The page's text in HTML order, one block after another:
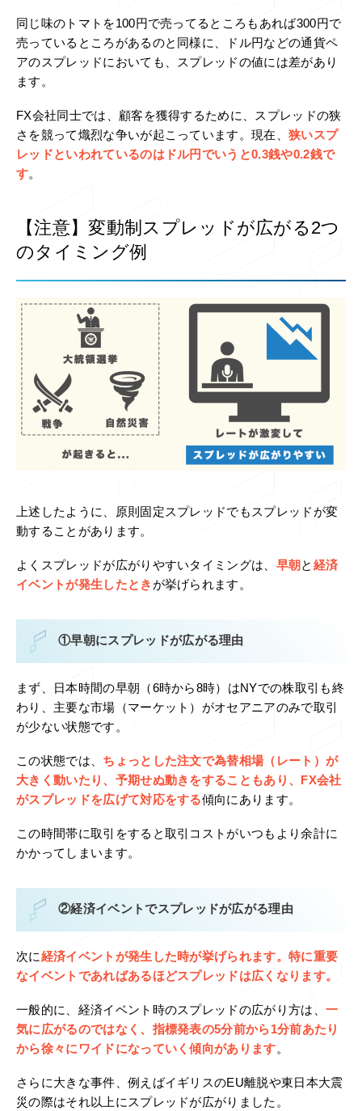
同じ味のトマトを100円で売ってるところもあれば300円で
売っているところがあるのと同様に、ドル円などの通貨ペ
アのスプレッドにおいても、スプレッドの値には差があり
ます。
FX会社同士では、顧客を獲得するために、スプレッドの狭
さを競って熾烈な争いが起こっています。現在、狭いスプ
レッドといわれているのはドル円でいうと0.3銭や0.2銭で
す。
【注意】変動制スプレッドが広がる2つ
のタイミング例
上述したように、原則固定スプレッドでもスプレッドが変
動することがあります。
よくスプレッドが広がりやすいタイミングは、 早朝 と 経済
イベントが発生したとき が挙げられます。
①早朝にスプレッドが広がる理由
まず、日本時間の早朝（6時から8時）はNYでの株取引も終
わり、主要な市場（マーケット）がオセアニアのみで取引
が少ない状態です。
この状態では、 ちょっとした注文で為替相場（レート）が
大きく動いたり、予期せぬ動きをすることもあり、FX会社
がスプレッドを広げて対応をする傾向にあります。
この時間帯に取引をすると取引コストがいつもより余計に
かかってしまいます。
②経済イベントでスプレッドが広がる理由
次に経済イベントが発生した時が挙げられます。特に重要
なイベントであればあるほどスプレッドは広くなります。
一般的に、経済イベント時のスプレッドの広がり方は、 一
気に広がるのではなく、指標発表の5分前から1分前あたり
から徐々にワイドになっていく傾向があります。
さらに大きな事件、例えばイギリスのEU離脱や東日本大震
災の際はそれ以上にスプレッドが広がりました。